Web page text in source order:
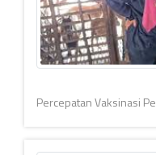
Percepatan Vaksinasi